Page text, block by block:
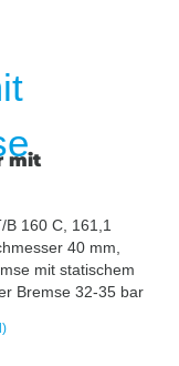
mit
160 C, 161,1
40 mm,
mit statischem
Bremse 32-35 bar